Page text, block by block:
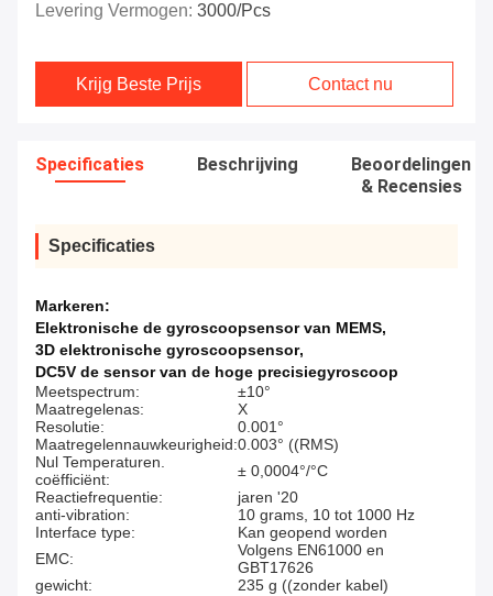
Levering Vermogen: 3000/pcs
Krijg Beste Prijs Contact nu
Specificaties Beschrijving
Beoordelingen
& Recensies
Specificaties
Markeren:
Elektronische de gyroscoopsensor van MEMS,
3D elektronische gyroscoopsensor,
DC5V de sensor van de hoge precisiegyroscoop
Meetspectrum:
±10°
Maatregelenas:
X
Resolutie:
0.001°
Maatregelennauwkeurigheid:0.003° ((RMS)
Nul Temperaturen.
coëfficiënt:
± 0,0004°/°C
Reactiefrequentie:
jaren '20
anti-vibration:
10 grams, 10 tot 1000 Hz
Interface type:
Kan geopend worden
EMC:
Volgens EN61000 en
GBT17626
gewicht:
235 g ((zonder kabel)